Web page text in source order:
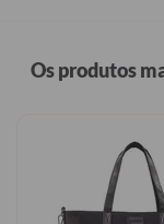
Os produtos